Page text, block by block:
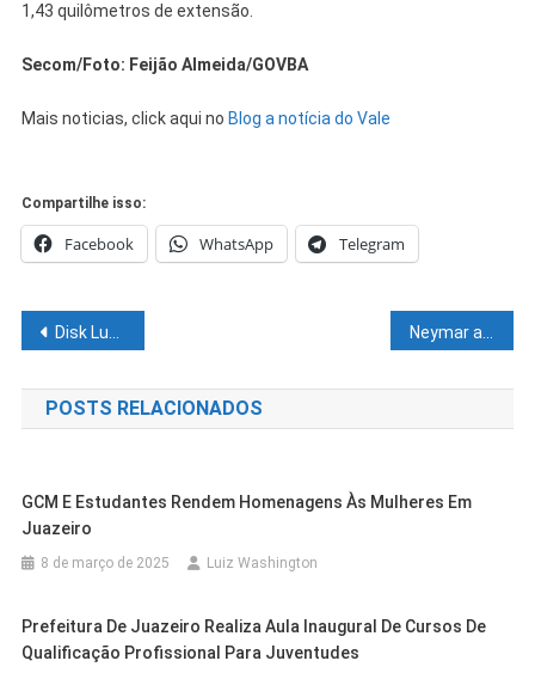
1,43 quilômetros de extensão.
Secom/Foto: Feijão Almeida/GOVBA
Mais noticias, click aqui no Blog a notícia do Vale
Compartilhe isso:
Facebook WhatsApp Telegram
Navegação
de
Post
Disk Luz: SESP segue avançando com os serviços de manutenção e ampliação da iluminação pública na sede e interior Neymar assina contrato com o Al-Hilal, da Arábia Saudita
POSTS RELACIONADOS
GCM E Estudantes Rendem Homenagens Às Mulheres Em
Juazeiro
8 de março de 2025 Luiz Washington
Prefeitura De Juazeiro Realiza Aula Inaugural De Cursos De
Qualificação Profissional Para Juventudes